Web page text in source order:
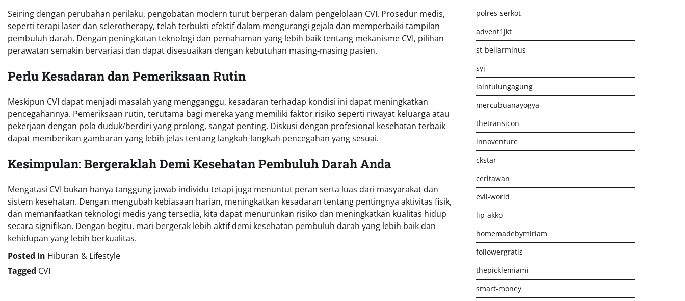
Seiring dengan perubahan perilaku, pengobatan modern turut berperan dalam pengelolaan CVI. Prosedur medis,
seperti terapi laser dan sclerotherapy, telah terbukti efektif dalam mengurangi gejala dan memperbaiki tampilan
pembuluh darah. Dengan peningkatan teknologi dan pemahaman yang lebih baik tentang mekanisme CVI, pilihan
perawatan semakin bervariasi dan dapat disesuaikan dengan kebutuhan masing-masing pasien.
Perlu Kesadaran dan Pemeriksaan Rutin
Meskipun CVI dapat menjadi masalah yang mengganggu, kesadaran terhadap kondisi ini dapat meningkatkan
pencegahannya. Pemeriksaan rutin, terutama bagi mereka yang memiliki faktor risiko seperti riwayat keluarga atau
pekerjaan dengan pola duduk/berdiri yang prolong, sangat penting. Diskusi dengan profesional kesehatan terbaik
dapat memberikan gambaran yang lebih jelas tentang langkah-langkah pencegahan yang sesuai.
Kesimpulan: Bergeraklah Demi Kesehatan Pembuluh Darah Anda
Mengatasi CVI bukan hanya tanggung jawab individu tetapi juga menuntut peran serta luas dari masyarakat dan
sistem kesehatan. Dengan mengubah kebiasaan harian, meningkatkan kesadaran tentang pentingnya aktivitas fisik,
dan memanfaatkan teknologi medis yang tersedia, kita dapat menurunkan risiko dan meningkatkan kualitas hidup
secara signifikan. Dengan begitu, mari bergerak lebih aktif demi kesehatan pembuluh darah yang lebih baik dan
kehidupan yang lebih berkualitas.
Posted in Hiburan & Lifestyle
Tagged CVI
polres-serkot
advent1jkt
st-bellarminus
syj
iaintulungagung
mercubuanayogya
thetransicon
innoventure
ckstar
ceritawan
evil-world
lip-akko
homemadebymiriam
followergratis
thepicklemiami
smart-money